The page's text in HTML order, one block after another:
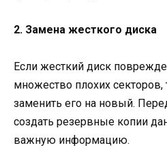
2. Замена жесткого диска
Если жесткий диск
множество плохих секторов,
заменить его на новый.
создать резервные копии
важную информацию.